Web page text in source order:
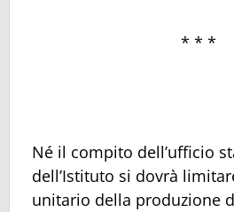
* * *
Né il compito dell’ufficio
dell’Istituto si dovrà
unitario della produzione